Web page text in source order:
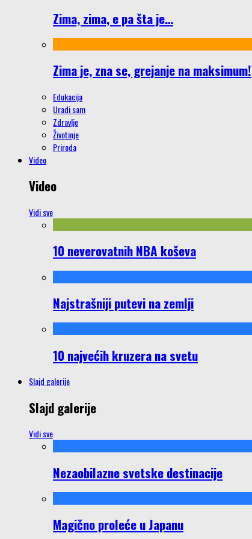
Zima, zima, e pa šta je…
Zima je, zna se, grejanje na maksimum!
Edukacija
Uradi sam
Zdravlje
Životinje
Priroda
Video
Video
Vidi sve
10 neverovatnih NBA koševa
Najstrašniji putevi na zemlji
10 najvećih kruzera na svetu
Slajd galerije
Slajd galerije
Vidi sve
Nezaobilazne svetske destinacije
Magično proleće u Japanu